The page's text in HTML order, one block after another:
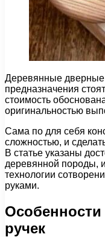
Деревянные дверные
предназначения
стоимость
оригинальностью
Сама по для себя
сложностью, и
В статье указаны
деревянной породы,
технологии
руками.
ручек